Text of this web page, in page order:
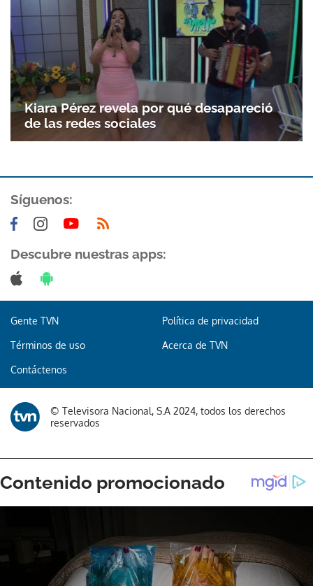
Kiara Pérez revela por qué desapareció
de las redes sociales
Síguenos:
Descubre nuestras apps:
Gente TVN Política de privacidad
Términos de uso Acerca de TVN
Contáctenos
© Televisora Nacional, S.A 2024, todos los derechos
reservados